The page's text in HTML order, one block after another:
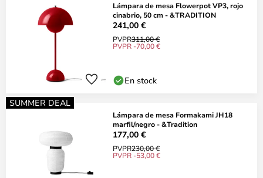
Lámpara de mesa Flowerpot VP3, rojo
cinabrio, 50 cm - &TRADITION
241,00 €
PVPR311,00 €
PVPR -70,00 €
En stock
SUMMER DEAL
Lámpara de mesa Formakami JH18
marfil/negro - &Tradition
177,00 €
PVPR230,00 €
PVPR -53,00 €